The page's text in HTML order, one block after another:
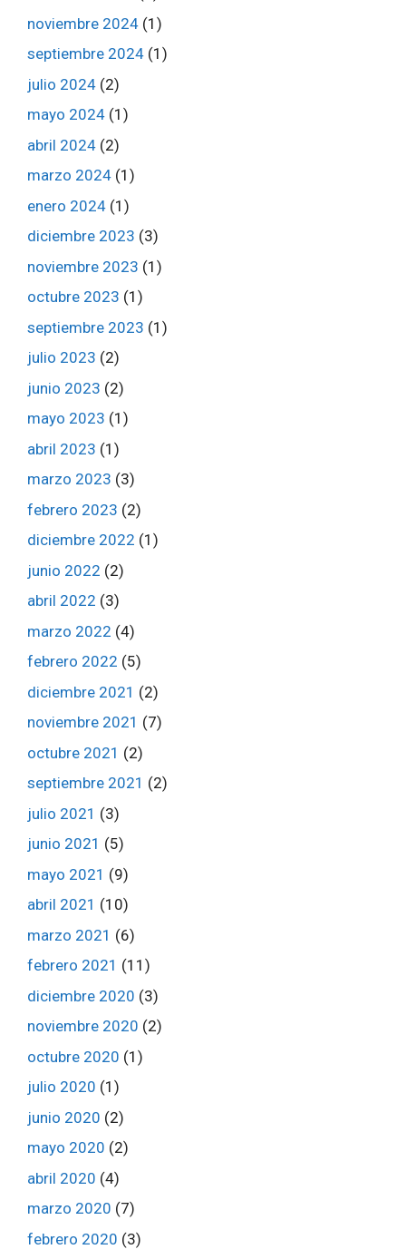
noviembre 2024 (1)
septiembre 2024 (1)
julio 2024 (2)
mayo 2024 (1)
abril 2024 (2)
marzo 2024 (1)
enero 2024 (1)
diciembre 2023 (3)
noviembre 2023 (1)
octubre 2023 (1)
septiembre 2023 (1)
julio 2023 (2)
junio 2023 (2)
mayo 2023 (1)
abril 2023 (1)
marzo 2023 (3)
febrero 2023 (2)
diciembre 2022 (1)
junio 2022 (2)
abril 2022 (3)
marzo 2022 (4)
febrero 2022 (5)
diciembre 2021 (2)
noviembre 2021 (7)
octubre 2021 (2)
septiembre 2021 (2)
julio 2021 (3)
junio 2021 (5)
mayo 2021 (9)
abril 2021 (10)
marzo 2021 (6)
febrero 2021 (11)
diciembre 2020 (3)
noviembre 2020 (2)
octubre 2020 (1)
julio 2020 (1)
junio 2020 (2)
mayo 2020 (2)
abril 2020 (4)
marzo 2020 (7)
febrero 2020 (3)